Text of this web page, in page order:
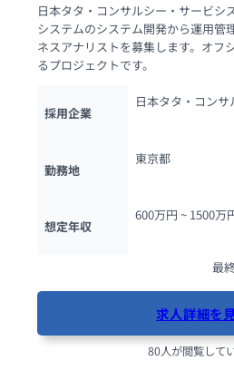
日本タタ・コンサルシー・サービシ
システムのシステム開発から運用管
ネスアナリストを募集します。オフ
るプロジェクトです。
採用企業
日本タタ・コン
勤務地
東京都
想定年収
600万円 ~ 1500万
最
求人詳細を
80人が閲覧して